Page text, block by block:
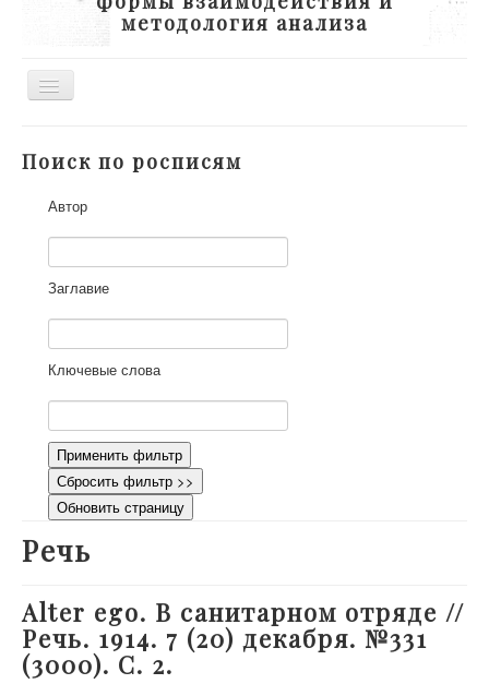
методология анализа
Toggle
Участники
Научная работа
Как работать с сайтом
Контакты
Поиск по росписям
Автор
Заглавие
Ключевые слова
Применить фильтр
Сбросить фильтр >>
Обновить страницу
Речь
Alter ego. В санитарном отряде //
Речь. 1914. 7 (20) декабря. №331
(3000). С. 2.